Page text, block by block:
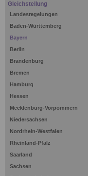
Gleichstellung
Landesregelungen
Baden-Württemberg
Bayern
Berlin
Brandenburg
Bremen
Hamburg
Hessen
Mecklenburg-Vorpommern
Niedersachsen
Nordrhein-Westfalen
Rheinland-Pfalz
Saarland
Sachsen